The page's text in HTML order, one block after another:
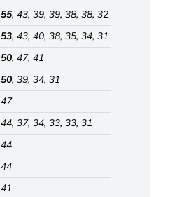
55, 43, 39, 39, 38, 38, 32
53, 43, 40, 38, 35, 34, 31
50, 47, 41
50, 39, 34, 31
47
44, 37, 34, 33, 33, 31
44
44
41